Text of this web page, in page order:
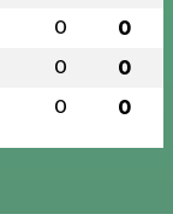
0 0
0 0
0 0